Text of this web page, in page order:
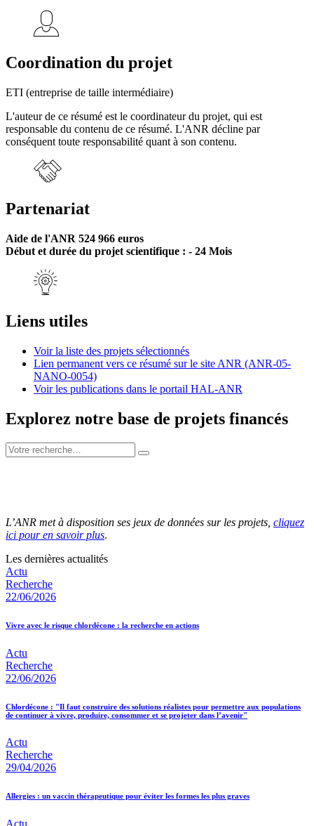
Coordination du projet
ETI (entreprise de taille intermédiaire)
L'auteur de ce résumé est le coordinateur du projet, qui est
responsable du contenu de ce résumé. L'ANR décline par
conséquent toute responsabilité quant à son contenu.
Partenariat
Aide de l'ANR 524 966 euros
Début et durée du projet scientifique : - 24 Mois
Liens utiles
Voir la liste des projets sélectionnés
Lien permanent vers ce résumé sur le site ANR (ANR-05-
NANO-0054)
Voir les publications dans le portail HAL-ANR
Explorez notre base de projets financés
L’ANR met à disposition ses jeux de données sur les projets, cliquez
ici pour en savoir plus.
Les dernières actualités
Actu
Recherche
22/06/2026
Vivre avec le risque chlordécone : la recherche en actions
Actu
Recherche
22/06/2026
Chlordécone : "Il faut construire des solutions réalistes pour permettre aux populations
de continuer à vivre, produire, consommer et se projeter dans l’avenir"
Actu
Recherche
29/04/2026
Allergies : un vaccin thérapeutique pour éviter les formes les plus graves